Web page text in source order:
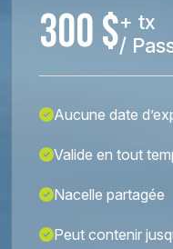
300 $+ tx
/
Aucune date
Valide en tout
Nacelle partagée
Peut contenir